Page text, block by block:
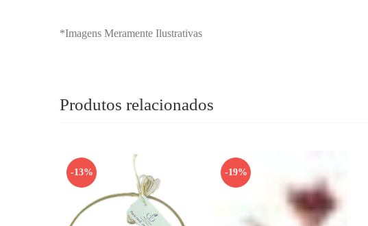
*Imagens Meramente Ilustrativas
Produtos relacionados
-13% -19%